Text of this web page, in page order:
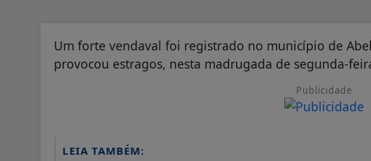
Um forte vendaval foi registrado no município de
provocou estragos, nesta madrugada de segunda-
Publicidade
LEIA TAMBÉM: